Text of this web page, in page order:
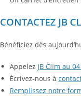
CONTACTEZ JB
Bénéficiez dès
Appelez JB Clim au
Écrivez-nous à
Remplissez notre